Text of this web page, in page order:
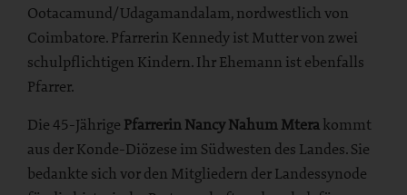
Ootacamund/Udagamandalam, nordwestlich von
Coimbatore. Pfarrerin Kennedy ist Mutter von zwei
schulpflichtigen Kindern. Ihr Ehemann ist ebenfalls
Pfarrer.
Die 45-Jährige Pfarrerin Nancy Nahum Mterakommt
aus der Konde-Diözese im Südwesten des Landes. Sie
bedankte sich vor den Mitgliedern der Landessynode